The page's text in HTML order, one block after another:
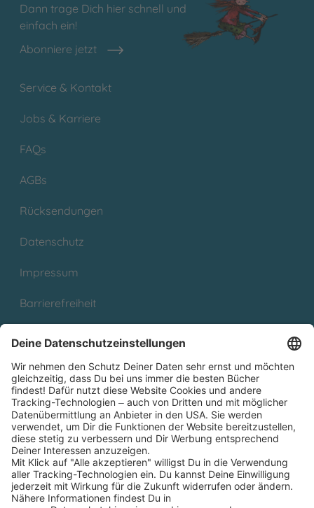
Dann trage Dich hier schnell und
einfach ein!
Abonniere jetzt
Service & Kontakt
Jobs & Karriere
FAQs
AGBs
Rücksendungen
Datenschutz
Impressum
Barrierefreiheit
Partnerprogramm (Affiliate)
Folge uns auf
* Versandkostenfrei ab 9,00 € Bestellwert innerhalb
Deutschlands